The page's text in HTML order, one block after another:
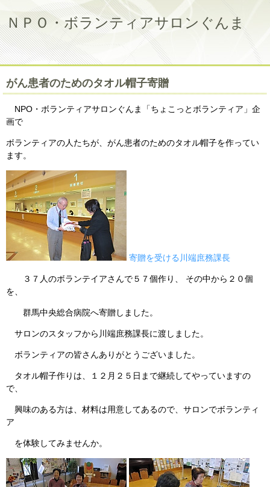
ＮＰＯ・ボランティアサロンぐんま
がん患者のためのタオル帽子寄贈
NPO・ボランティアサロンぐんま「ちょこっとボランティア」企
画で
ボランティアの人たちが、がん患者のためのタオル帽子を作ってい
ます。
寄贈を受ける川端庶務課長
３７人のボランテイアさんで５７個作り、 その中から２０個
を、
群馬中央総合病院へ寄贈しました。
サロンのスタッフから川端庶務課長に渡しました。
ボランティアの皆さんありがとうございました。
タオル帽子作りは、１２月２５日まで継続してやっていますの
で、
興味のある方は、材料は用意してあるので、サロンでボランティ
ア
を体験してみませんか。